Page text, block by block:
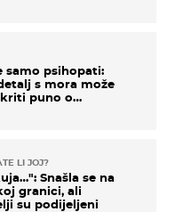
samo psihopati:
s mora može
puno o
LI JOJ?
Snašla se na
granici, ali
su podijeljeni